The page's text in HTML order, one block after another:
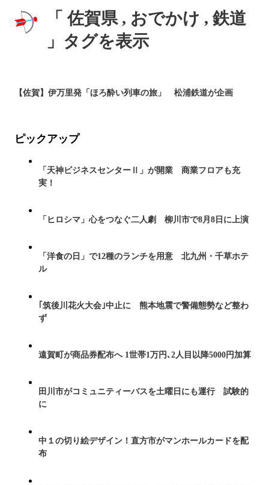
「 佐賀県 , おでかけ , 鉄道
」タグを表示
【佐賀】伊万里発「ほろ酔い列車の旅」 松浦鉄道が企画
ピックアップ
「天神ビジネスセンターⅡ」が開業 商業フロアも充
実！
「ヒロシマ」心をつなぐ二人劇 柳川市で8月8日に上演
「洋食の日」で12種のランチを用意 北九州・千草ホテ
ル
｢筑後川花火大会｣中止に 熊本地震で警備態勢など整わ
ず
遠賀町が商品券配布へ 1世帯1万円､2人目以降5000円加算
田川市がコミュニティーバスを土曜日にも運行 試験的
に
中１の切り絵デザイン！直方市がマンホールカードを配
布